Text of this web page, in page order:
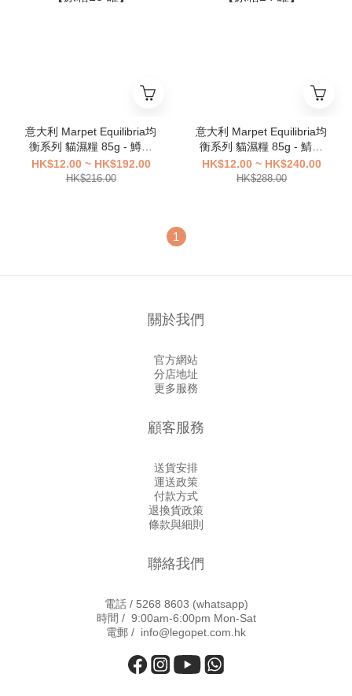
意大利 Marpet Equilibria均
衡系列 貓濕糧 85g - 鱒魚
【原箱18 罐】
HK$12.00 ~ HK$192.00
HK$216.00
意大利 Marpet Equilibria均
衡系列 貓濕糧 85g - 鯖魚
【原箱24 罐】
HK$12.00 ~ HK$240.00
HK$288.00
1
關於我們
官方網站
分店地址
更多服務
顧客服務
送貨安排
運送政策
付款方式
退換貨政策
條款與細則
聯絡我們
電話 / 5268 8603 (whatsapp)
時間 / 9:00am-6:00pm Mon-Sat
電郵 / info@legopet.com.hk